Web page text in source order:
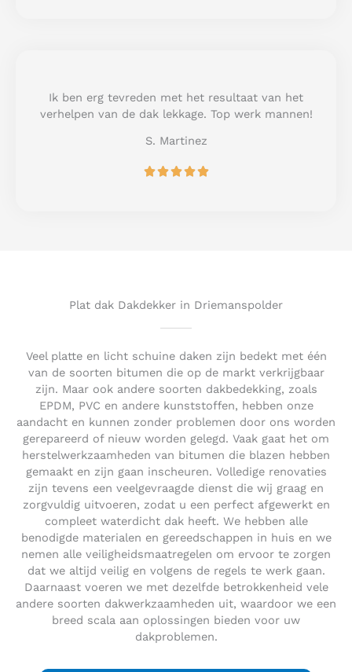
f
Ik ben erg tevreden met het resultaat van het
verhelpen van de dak lekkage. Top werk mannen!
S. Martinez
R
t
Plat dak Dakdekker in Driemanspolder
Veel platte en licht schuine daken zijn bedekt met één
van de soorten bitumen die op de markt verkrijgbaar
zijn. Maar ook andere soorten dakbedekking, zoals
EPDM, PVC en andere kunststoffen, hebben onze
aandacht en kunnen zonder problemen door ons worden
gerepareerd of nieuw worden gelegd. Vaak gaat het om
herstelwerkzaamheden van bitumen die blazen hebben
gemaakt en zijn gaan inscheuren. Volledige renovaties
zijn tevens een veelgevraagde dienst die wij graag en
zorgvuldig uitvoeren, zodat u een perfect afgewerkt en
compleet waterdicht dak heeft. We hebben alle
benodigde materialen en gereedschappen in huis en we
nemen alle veiligheidsmaatregelen om ervoor te zorgen
dat we altijd veilig en volgens de regels te werk gaan.
Daarnaast voeren we met dezelfde betrokkenheid vele
andere soorten dakwerkzaamheden uit, waardoor we een
breed scala aan oplossingen bieden voor uw
dakproblemen.